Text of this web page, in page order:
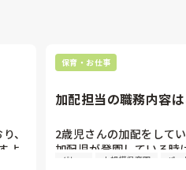
ュ
す)
、
よ
保育・お仕事
加配担当の職務内容
2歳児さんの加配をしてい
加配児が登園している時
グレー 小規模保育園 パート